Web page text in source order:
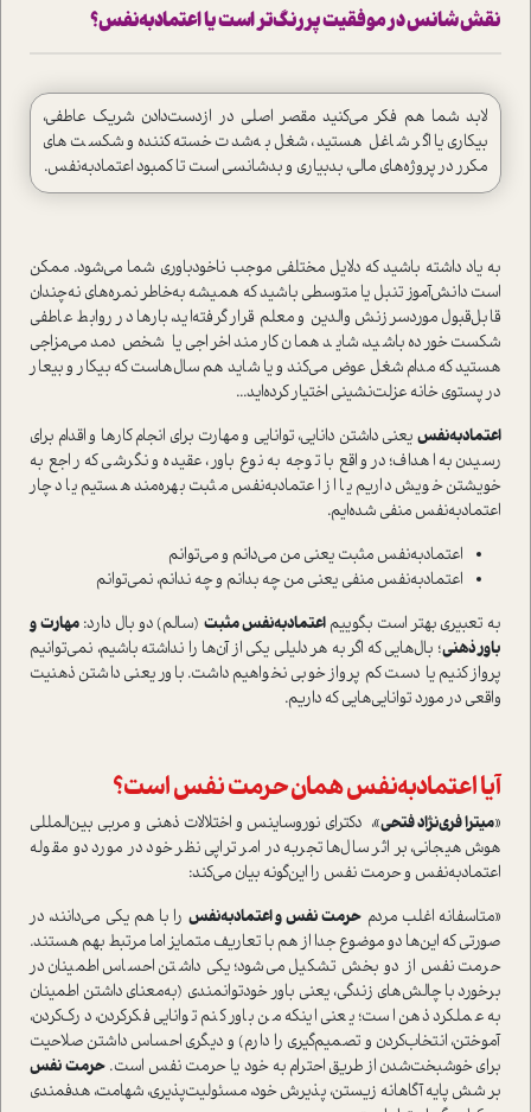
نقش شانس در موفقیت پر‌رنگ‌تر است یا اعتماد‌به‌نفس؟
لابد شما هم فکر می‌کنید مقصر اصلی در از‌دست‌دادن شریک عاطفی،
بیکاری یا اگر شاغل هستید، شغل به‌شدت خسته‌کننده و شکست‌های
مکرر در پروژه‌های مالی، بدبیاری و بدشانسی است تا کمبود اعتماد‌به‌نفس.
به یاد داشته باشید که دلایل مختلفی موجب ناخودباوری شما می‌شود. ممکن
است دانش‌آموز تنبل یا متوسطی باشید که همیشه به‌خاطر نمره‌های نه‌چندان
قابل‌قبول مورد‌سرزنش والدین و معلم قرار گرفته‌اید، بارها در روابط عاطفی
شکست خورده باشید، شاید همان کارمند اخراجی یا شخص دمدمی‌مزاجی
هستید که مدام شغل عوض می‌کند و یا شاید هم سال‌هاست که بیکار و بیعار
در پستوی خانه عزلت‌نشینی اختیار کرده‌‌اید...
اعتمادبه‌نفس یعنی داشتن دانایی، توانایی و مهارت برای انجام کارها و اقدام برای
رسیدن به اهداف؛ در واقع با توجه به نوع باور، عقیده و نگرشی که راجع به
خویشتن خویش داریم یا از اعتمادبه‌نفس مثبت بهره‌مند هستیم یا دچار
اعتمادبه‌نفس منفی شده‌ایم.
اعتمادبه‌نفس مثبت یعنی من می‌دانم و می‌توانم
اعتمادبه‌نفس منفی یعنی من چه بدانم و چه ندانم، نمی‌توانم
به تعبیری بهتر است بگوییماعتمادبه‌نفس مثبت(سالم) دو بال دارد:مهارت و
باور ذهنی؛ بال‌هایی که اگر به هر دلیلی یکی از آن‌ها را نداشته باشیم، نمی‌توانیم
پرواز کنیم یا دست کم پرواز خوبی نخواهیم داشت. باور یعنی داشتن ذهنیت
واقعی در مورد توانایی‌هایی که داریم.
آیا اعتمادبه‌نفس همان حرمت نفس است؟
«میترا فری‌نژاد فتحی»، دکترای نوروساینس و اختلالات ذهنی و مربی بین‌المللی
هوش هیجانی، بر اثر سال‌ها تجربه در امر تراپی نظر خود در مورد دو مقوله
اعتمادبه‌نفس و حرمت نفس را این‌گونه بیان می‌کند:
«متاسفانه اغلب مردم حرمت نفس و اعتمادبه‌نفس را با هم یکی می‌دانند، در
صورتی که این‌ها دو موضوع جدا از هم با تعاریف متمایز اما مرتبط بهم هستند.
حرمت نفس از دو بخش تشکیل می‌شود؛ یکی داشتن احساس اطمینان در
برخورد با چالش‌های زندگی، یعنی باور خود‌توانمندی (به‌معنای داشتن اطمینان
به عملکرد ذهن است؛ یعنی اینکه من باور کنم توانایی فکر‌کردن، درک‌کردن،
آموختن، انتخاب‌کردن و تصمیم‌گیری را دارم) و دیگری احساس داشتن صلاحیت
برای خوشبخت‌شدن از طریق احترام به خود یا حرمت نفس است.حرمت نفس
بر شش پایه آگاهانه زیستن، پذیرش خود، مسئولیت‌پذیری، شهامت، هدفمندی